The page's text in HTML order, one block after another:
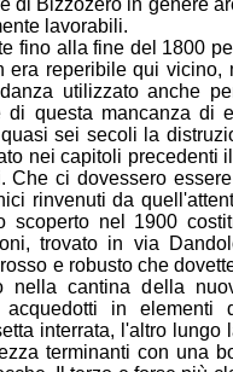
di Bizzozero in genere
lavorabili.
fino alla fine del 1800
era reperibile qui vicino,
utilizzato anche
di questa mancanza di
sei secoli la
nei capitoli precedenti
Che ci dovessero
rinvenuti da
scoperto nel 1900
trovato in via
e robusto che
nella cantina della
in
interrata, l'altro lungo
terminanti con una